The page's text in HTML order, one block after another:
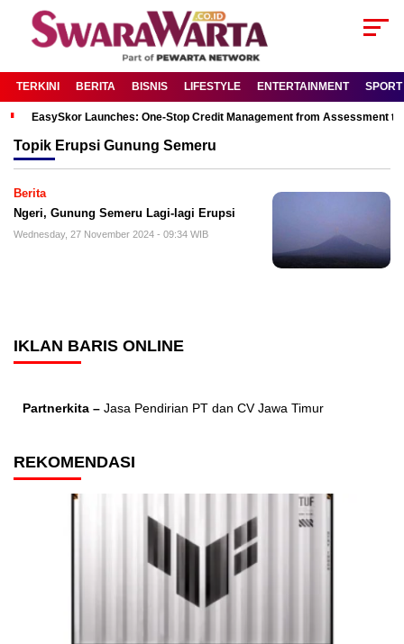
TERKINI BERITA BISNIS LIFESTYLE ENTERTAINMENT SPORT
EasySkor Launches: One-Stop Credit Management from Assessment
Topik Erupsi Gunung Semeru
Berita
Ngeri, Gunung Semeru Lagi-lagi Erupsi
Wednesday, 27 November 2024 - 09:34 WIB
IKLAN BARIS ONLINE
Partnerkita – Jasa Pendirian PT dan CV Jawa Timur
REKOMENDASI